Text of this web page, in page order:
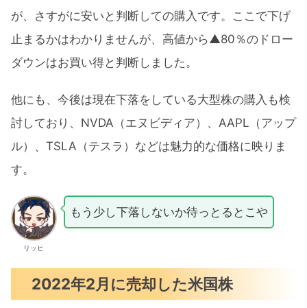
が、さすがに安いと判断しての購入です。ここで下げ
止まるかはわかりませんが、高値から▲80％のドロー
ダウンはお買い得と判断しました。
他にも、今後は現在下落をしている大型株の購入も検
討しており、NVDA（エヌビディア）、AAPL（アップ
ル）、TSLA（テスラ）などは魅力的な価格に映りま
す。
リッヒ
もう少し下落しないか待っとるとこや
2022年2月に売却した米国株